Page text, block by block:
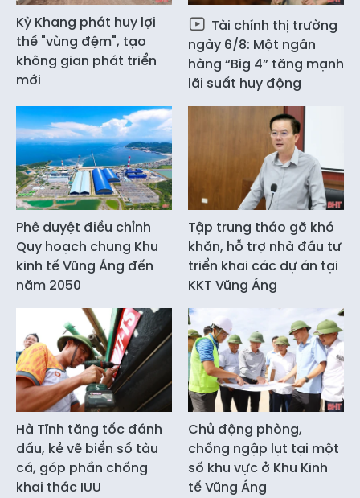
Kỳ Khang phát huy lợi
thế "vùng đệm", tạo
không gian phát triển
mới
Tài chính thị trường
ngày 6/8: Một ngân
hàng “Big 4” tăng mạnh
lãi suất huy động
Phê duyệt điều chỉnh
Quy hoạch chung Khu
kinh tế Vũng Áng đến
năm 2050
Tập trung tháo gỡ khó
khăn, hỗ trợ nhà đầu tư
triển khai các dự án tại
KKT Vũng Áng
Hà Tĩnh tăng tốc đánh
dấu, kẻ vẽ biển số tàu
cá, góp phần chống
khai thác IUU
Chủ động phòng,
chống ngập lụt tại một
số khu vực ở Khu Kinh
tế Vũng Áng